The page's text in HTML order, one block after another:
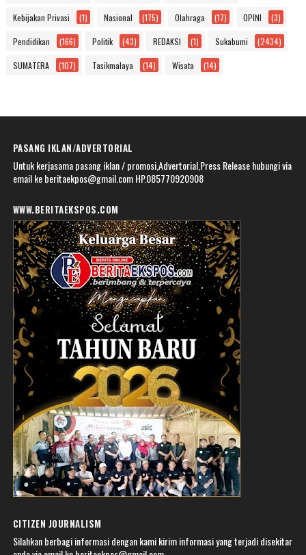
Kebijakan Privasi (1) Nasional (175) Olahraga (17) OPINI (3)
Pendidikan (166) Politik (43) REDAKSI (1) Sukabumi (2434)
SUMATERA (107) Tasikmalaya (14) Wisata (14)
PASANG IKLAN/ADVERTORIAL
Untuk kerjasama pasang iklan / promosi,Advertorial,Press Release hubungi via
email ke beritaekpos@gmail.com HP.085770920908
WWW.BERITAEKSPOS.COM
CITIZEN JOURNALISM
Silahkan berbagi informasi dengan kami kirim informasi yang terjadi disekitar